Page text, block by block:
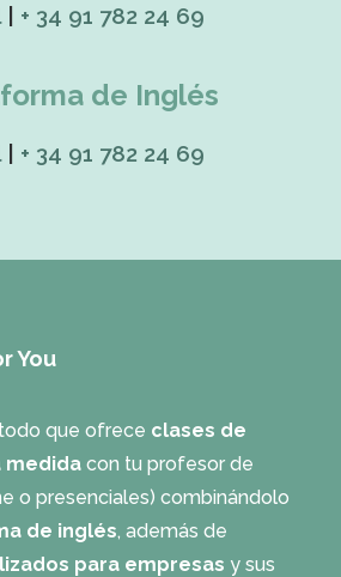
| + 34 91 782 24 69
de Inglés
| + 34 91 782 24 69
You
que ofrece clases de
medida con tu profesor de
o presenciales) combinándolo
de inglés, además de
para empresas y sus